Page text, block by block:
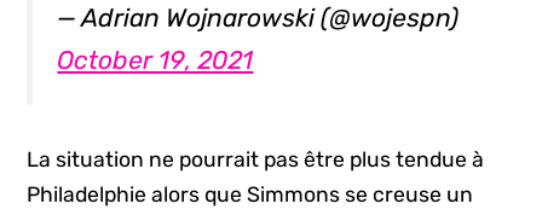
— Adrian Wojnarowski (@wojespn)
October 19, 2021
La situation ne pourrait pas être plus tendue à
Philadelphie alors que Simmons se creuse un